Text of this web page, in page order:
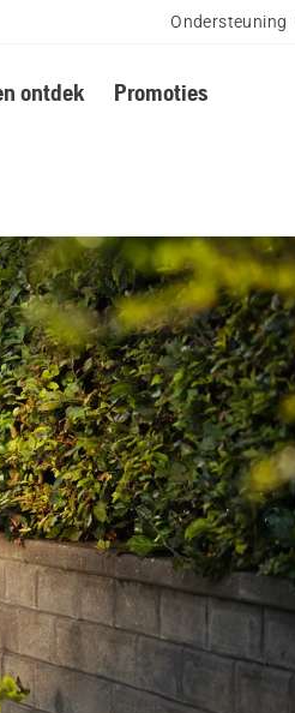
Ondersteuning
ontdek Promoties